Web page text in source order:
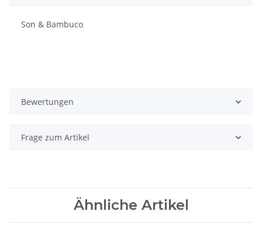
Son & Bambuco
Bewertungen
Frage zum Artikel
Ähnliche Artikel